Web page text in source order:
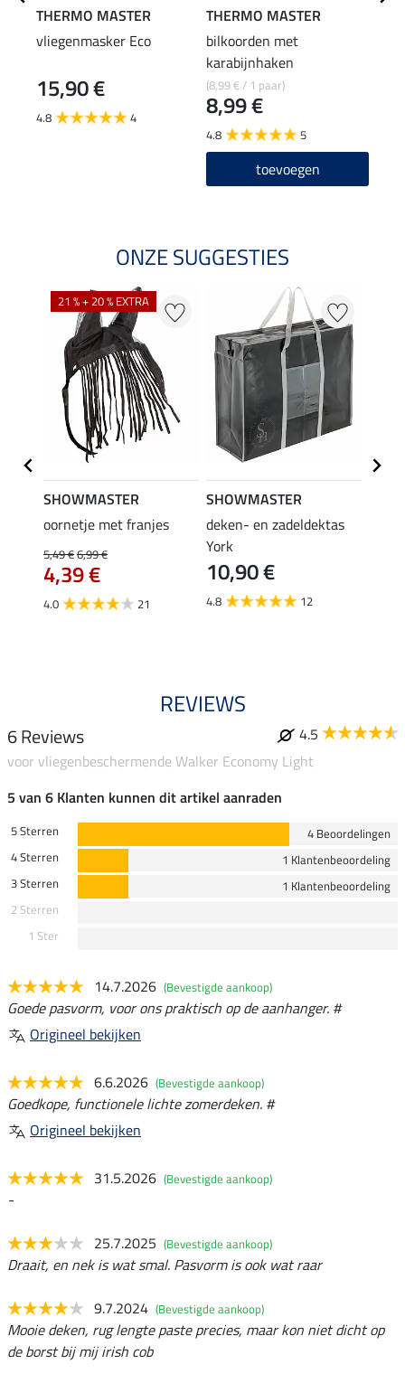
THERMO MASTER
vliegenmasker Eco
15,90 €
4.8 4
THERMO MASTER
bilkoorden met
karabijnhaken
(8,99 € / 1 paar)
8,99 €
4.8 5
toevoegen
ONZE SUGGESTIES
21 % + 20 % EXTRA
SHOWMASTER
oornetje met franjes
5,49 €6,99 €
4,39 €
4.0 21
SHOWMASTER
deken- en zadeldektas
York
10,90 €
4.8 12
REVIEWS
6 Reviews
4.5
voor vliegenbeschermende Walker Economy Light
5 van 6 Klanten kunnen dit artikel aanraden
5 Sterren
4 Beoordelingen
4 Sterren
1 Klantenbeoordeling
3 Sterren
1 Klantenbeoordeling
2 Sterren
1 Ster
14.7.2026 (Bevestigde aankoop)
Goede pasvorm, voor ons praktisch op de aanhanger. #
Origineel bekijken
6.6.2026 (Bevestigde aankoop)
Goedkope, functionele lichte zomerdeken. #
Origineel bekijken
31.5.2026 (Bevestigde aankoop)
-
25.7.2025 (Bevestigde aankoop)
Draait, en nek is wat smal. Pasvorm is ook wat raar
9.7.2024 (Bevestigde aankoop)
Mooie deken, rug lengte paste precies, maar kon niet dicht op
de borst bij mij irish cob